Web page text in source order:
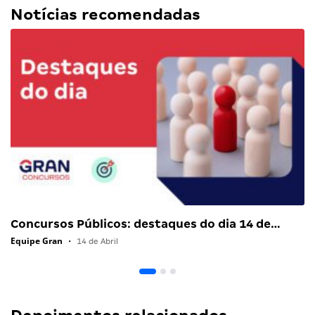
Notícias recomendadas
Concursos Públicos: destaques do dia 14 de…
Equipe Gran • 14 de Abril